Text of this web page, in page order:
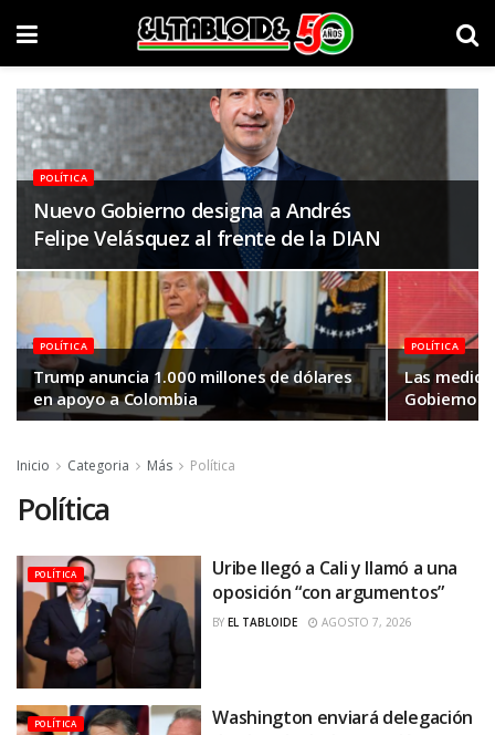
POLÍTICA
Nuevo Gobierno designa a Andrés
Felipe Velásquez al frente de la DIAN
POLÍTICA
Trump anuncia 1.000 millones de dólares
en apoyo a Colombia
POLÍTICA
Las
Gobierno
Inicio Categoria Más Política
Política
POLÍTICA
Uribe llegó a Cali y llamó a una
oposición “con argumentos”
BY EL TABLOIDE AGOSTO 7, 2026
POLÍTICA
Washington enviará delegación